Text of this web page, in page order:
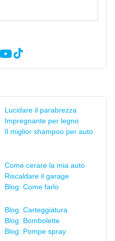
Lucidare il parabrezza
Impregnante per legno
Il miglior shampoo per auto
Come cerare la mia auto
Riscaldare il garage
Blog: Come farlo
Blog: Carteggiatura
Blog: Bombolette
Blog: Pompe spray